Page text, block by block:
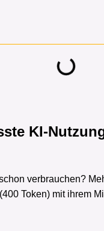
KI-
verbrauchen?
Token) mit ihrem